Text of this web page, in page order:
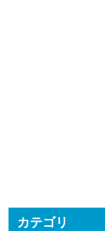
カテゴリ